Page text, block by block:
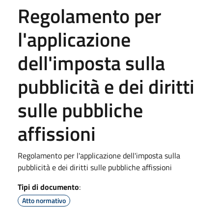
Regolamento per
l'applicazione
dell'imposta sulla
pubblicità e dei diritti
sulle pubbliche
affissioni
Regolamento per l'applicazione dell'imposta sulla
pubblicità e dei diritti sulle pubbliche affissioni
Tipi di documento:
Atto normativo